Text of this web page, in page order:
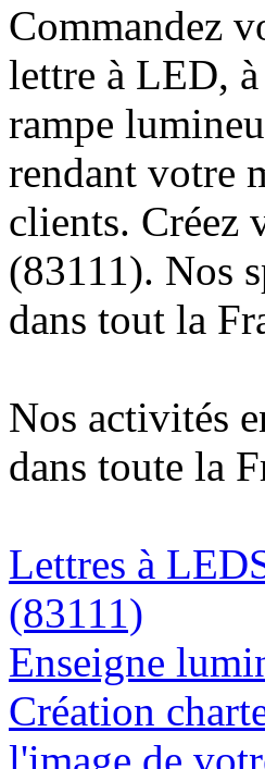
Commandez
lettre à LED,
rampe
rendant votre
clients. Créez
(83111). Nos
dans tout la
Nos activités
dans toute la
Lettres à
(83111)
Enseigne
Création
l'image de